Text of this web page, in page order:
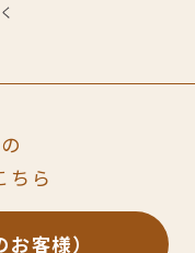
ちら
客様）